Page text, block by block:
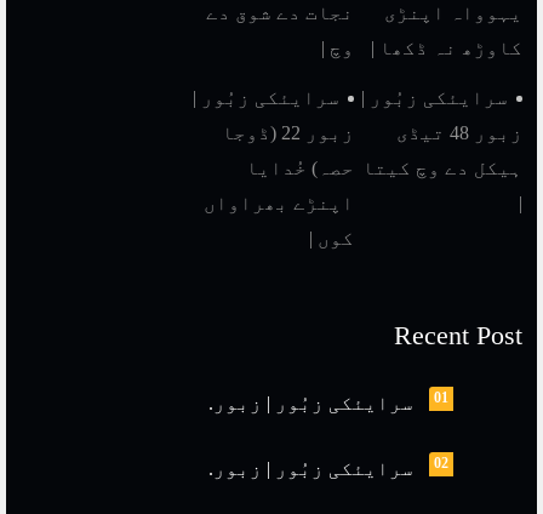
نجات دے شوق دے
وچ |
یہوواہ اپنڑی
کاوڑھ نہ ڈکھا |
سرایئکی زبُور |
زبور 22 (ڈوجا
حصہ) خُدایا
اپنڑے بھراواں
کوں |
سرایئکی زبُور |
زبور 48 تیڈی
ہیکل دے وچ کیتا
|
Recent Post
01 سرایئکی زبُور | زبور.
02 سرایئکی زبُور | زبور.